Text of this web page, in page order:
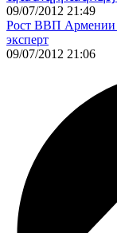
09/07/2012 21:49
Рост ВВП Армении
эксперт
09/07/2012 21:06